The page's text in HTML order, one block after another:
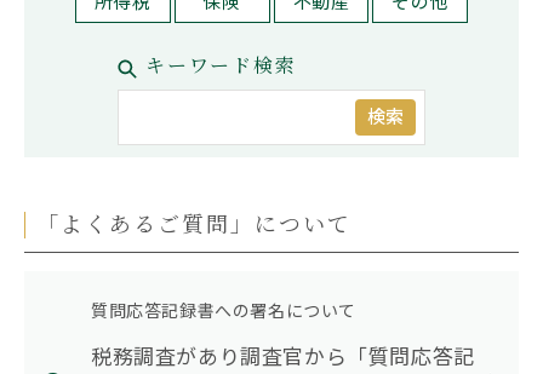
お問い合わせ
プライバシーポリシー
相続税対策相続税早見表相続財産
遺産相続遺留分非課税
遺言書より遺留分の権利の方が強
キーワード検索
検索
「よくあるご質問」について
質問応答記録書への署名について
税務調査があり調査官から「質問応答記